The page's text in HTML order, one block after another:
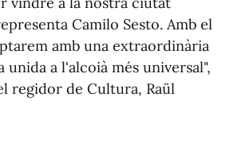
Camilo Sesto. Amb el
amb una extraordinària
a l'alcoià més universal",
regidor de Cultura, Raül